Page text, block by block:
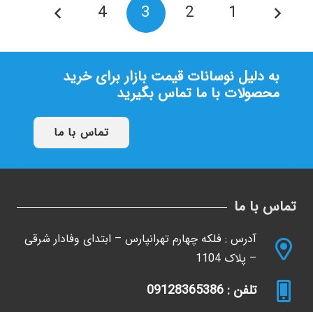
1
2
3
4
به دلیل نوسانات قیمت بازار برای خرید
محصولات با ما تماس بگیرید
تماس با ما
تماس با ما
آدرس : فلکه چهارم تهرانپارس – ابتدای وفادار شرقی
– پلاک 1104
تلفن : 09128365386